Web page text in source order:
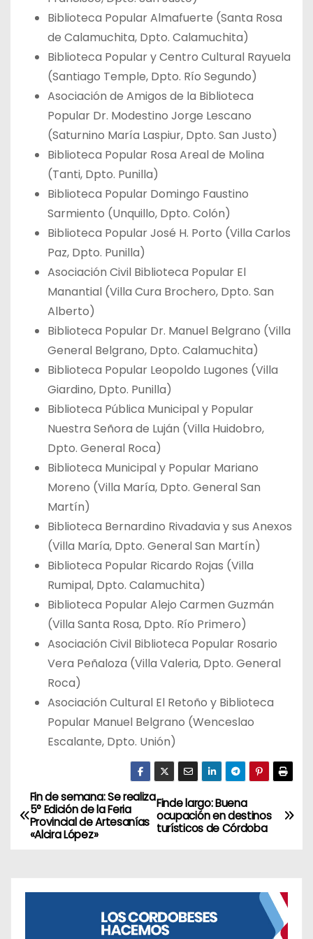
Biblioteca Popular Almafuerte (Santa Rosa
de Calamuchita, Dpto. Calamuchita)
Biblioteca Popular y Centro Cultural Rayuela
(Santiago Temple, Dpto. Río Segundo)
Asociación de Amigos de la Biblioteca
Popular Dr. Modestino Jorge Lescano
(Saturnino María Laspiur, Dpto. San Justo)
Biblioteca Popular Rosa Areal de Molina
(Tanti, Dpto. Punilla)
Biblioteca Popular Domingo Faustino
Sarmiento (Unquillo, Dpto. Colón)
Biblioteca Popular José H. Porto (Villa Carlos
Paz, Dpto. Punilla)
Asociación Civil Biblioteca Popular El
Manantial (Villa Cura Brochero, Dpto. San
Alberto)
Biblioteca Popular Dr. Manuel Belgrano (Villa
General Belgrano, Dpto. Calamuchita)
Biblioteca Popular Leopoldo Lugones (Villa
Giardino, Dpto. Punilla)
Biblioteca Pública Municipal y Popular
Nuestra Señora de Luján (Villa Huidobro,
Dpto. General Roca)
Biblioteca Municipal y Popular Mariano
Moreno (Villa María, Dpto. General San
Martín)
Biblioteca Bernardino Rivadavia y sus Anexos
(Villa María, Dpto. General San Martín)
Biblioteca Popular Ricardo Rojas (Villa
Rumipal, Dpto. Calamuchita)
Biblioteca Popular Alejo Carmen Guzmán
(Villa Santa Rosa, Dpto. Río Primero)
Asociación Civil Biblioteca Popular Rosario
Vera Peñaloza (Villa Valeria, Dpto. General
Roca)
Asociación Cultural El Retoño y Biblioteca
Popular Manuel Belgrano (Wenceslao
Escalante, Dpto. Unión)
N
a
e
Finde largo: Buena
ocupación en destinos
turísticos de Córdoba
Fin de semana: Se realiza
5° Edición de la Feria
Provincial de Artesanías
«Alcira López»